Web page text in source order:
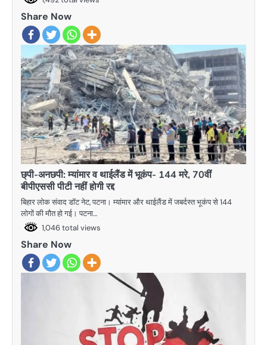
Share Now
छ्पी-अनछपी: म्यांमार व थाईलैंड में भूकंप- 144 मरे, 70वीं
बीपीएससी पीटी नहीं होगी रद्द
बिहार लोक संवाद डॉट नेट, पटना। म्यांमार और थाईलैंड में जबर्दस्त भूकंप से 144
लोगों की मौत हो गई। पटना…
1,046 total views
Share Now